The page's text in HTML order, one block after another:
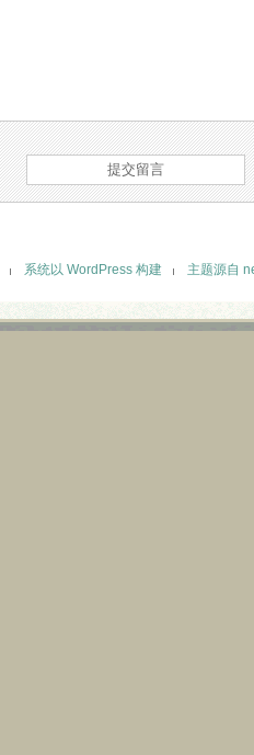
系统以 WordPress 构建 主题源自